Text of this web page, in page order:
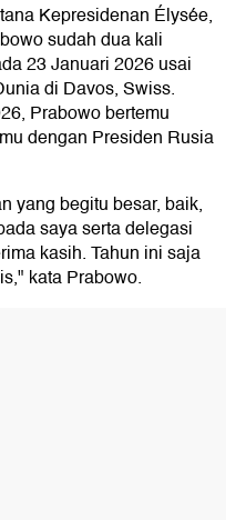
Kepresidenan Élysée,
sudah dua kali
23 Januari 2026 usai
di Davos, Swiss.
Prabowo bertemu
dengan Presiden Rusia
yang begitu besar, baik,
saya serta delegasi
kasih. Tahun ini saja
kata Prabowo.